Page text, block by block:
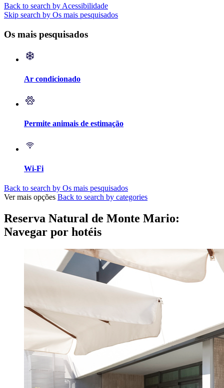
Back to search by Acessibilidade
Skip search by Os mais pesquisados
Os mais pesquisados
Ar condicionado
Permite animais de estimação
Wi-Fi
Back to search by Os mais pesquisados
Ver mais opções Back to search by categories
Reserva Natural de Monte Mario:
Navegar por hotéis